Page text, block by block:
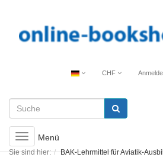
CHF
Toggle
navigation
Menü
Sie sind hier: BAK-Lehrmittel für Aviatik-